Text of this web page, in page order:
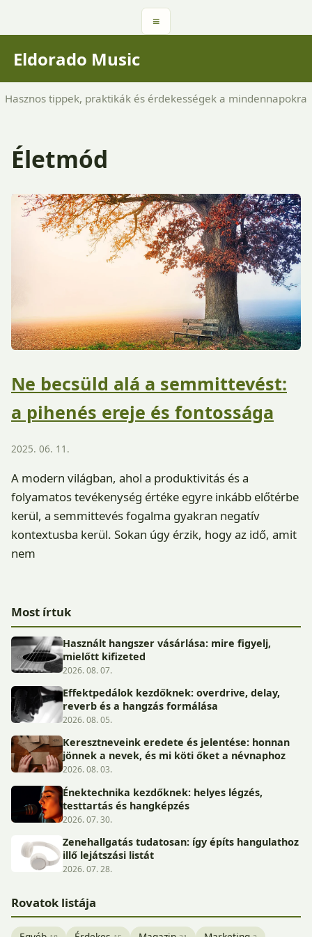
≡
Eldorado Music
Hasznos tippek, praktikák és érdekességek a mindennapokra
Életmód
Ne becsüld alá a semmittevést:
a pihenés ereje és fontossága
2025. 06. 11.
A modern világban, ahol a produktivitás és a
folyamatos tevékenység értéke egyre inkább előtérbe
kerül, a semmittevés fogalma gyakran negatív
kontextusba kerül. Sokan úgy érzik, hogy az idő, amit
nem
Most írtuk
Használt hangszer vásárlása: mire figyelj,
mielőtt kifizeted
2026. 08. 07.
Effektpedálok kezdőknek: overdrive, delay,
reverb és a hangzás formálása
2026. 08. 05.
Keresztneveink eredete és jelentése: honnan
jönnek a nevek, és mi köti őket a névnaphoz
2026. 08. 03.
Énektechnika kezdőknek: helyes légzés,
testtartás és hangképzés
2026. 07. 30.
Zenehallgatás tudatosan: így építs hangulathoz
illő lejátszási listát
2026. 07. 28.
Rovatok listája